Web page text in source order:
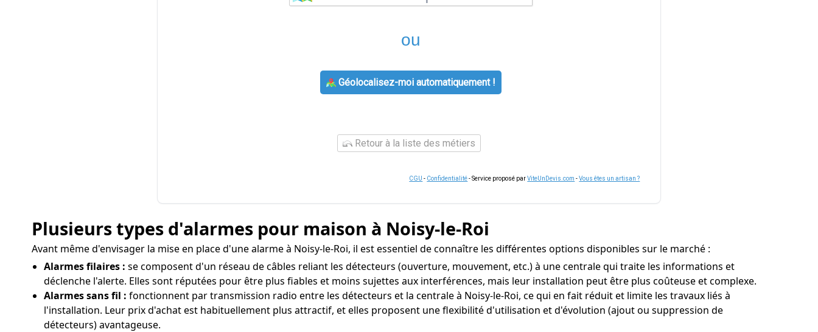
ou
Géolocalisez-moi automatiquement !
Retour à la liste des métiers
CGU - Confidentialité- Service proposé parViteUnDevis.com -Vous êtes un artisan ?
Plusieurs types d'alarmes pour maison à Noisy-le-Roi
Avant même d'envisager la mise en place d'une alarme à Noisy-le-Roi, il est essentiel de connaître les différentes options disponibles sur le marché :
Alarmes filaires : se composent d'un réseau de câbles reliant les détecteurs (ouverture, mouvement, etc.) à une centrale qui traite les informations et
déclenche l'alerte. Elles sont réputées pour être plus fiables et moins sujettes aux interférences, mais leur installation peut être plus coûteuse et complexe.
Alarmes sans fil : fonctionnent par transmission radio entre les détecteurs et la centrale à Noisy-le-Roi, ce qui en fait réduit et limite les travaux liés à
l'installation. Leur prix d'achat est habituellement plus attractif, et elles proposent une flexibilité d'utilisation et d'évolution (ajout ou suppression de
détecteurs) avantageuse.